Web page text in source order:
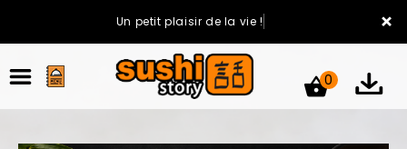
×
Un petit plaisir de la vie !
0